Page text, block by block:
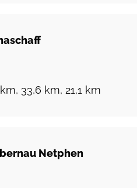
33,6 km, 21,1 km
Netphen